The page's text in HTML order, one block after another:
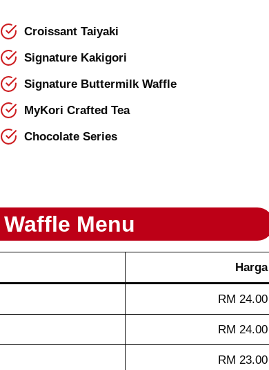
Croissant Taiyaki
Signature Kakigori
Signature Buttermilk Waffle
MyKori Crafted Tea
Chocolate Series
Menu
Harga
RM 24.00
RM 24.00
RM 23.00